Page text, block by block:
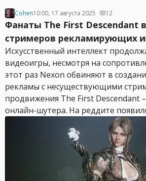
Cohen10:00, 17 августа 2025 12
Фанаты The First Descendant
стримеров рекламирующих
Искусственный интеллект
видеоигры, несмотря на
этот раз Nexon обвиняют в
рекламы с несуществующими
продвижения The First Descendant
онлайн-шутера. На реддите